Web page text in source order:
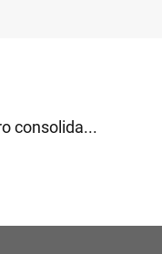
consolida...